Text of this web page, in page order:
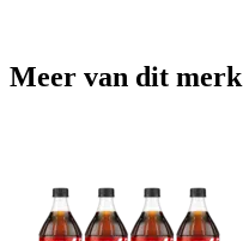
Meer van dit merk